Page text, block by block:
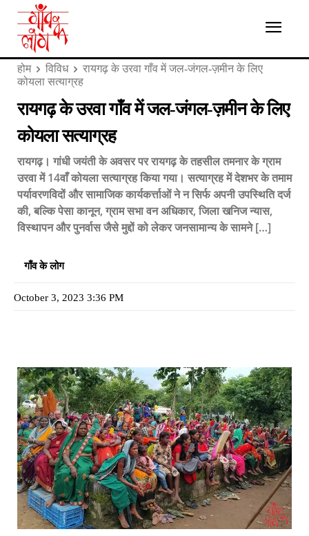
होम विविध
रायगढ़ के उरवा गाँव में जल-जंगल-ज़मीन के लिए
कोयला सत्याग्रह
रायगढ़ के उरवा गाँव में जल-जंगल-ज़मीन के लिए
कोयला सत्याग्रह
रायगढ़। गांधी जयंती के अवसर पर रायगढ़ के तहसील तमनार के ग्राम
उरवा में 14वाँ कोयला सत्याग्रह किया गया। सत्याग्रह में देशभर के तमाम
पर्यावरणविदों और सामाजिक कार्यकर्त्ताओं ने न सिर्फ अपनी उपस्थिति दर्ज
की, बल्कि पेसा कानून, ग्राम सभा वन अधिकार, जिला खनिज न्यास,
विस्थापन और पुनर्वास जैसे मुद्दों को लेकर जनसामान्य के सामने […]
गाँव के लोग
October 3, 2023 3:36 PM